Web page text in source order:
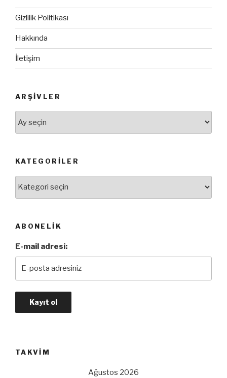
Gizlilik Politikası
Hakkında
İletişim
ARŞIVLER
KATEGORILER
ABONELIK
E-mail adresi:
TAKVIM
Ağustos 2026